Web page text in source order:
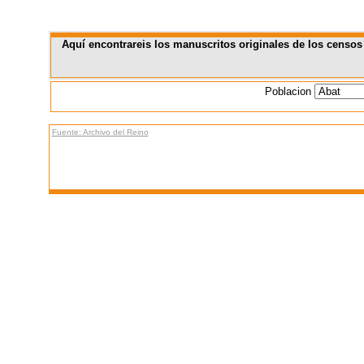
Aquí encontrareis los manuscritos originales de los
Poblacion
Fuente: Archivo del Reino